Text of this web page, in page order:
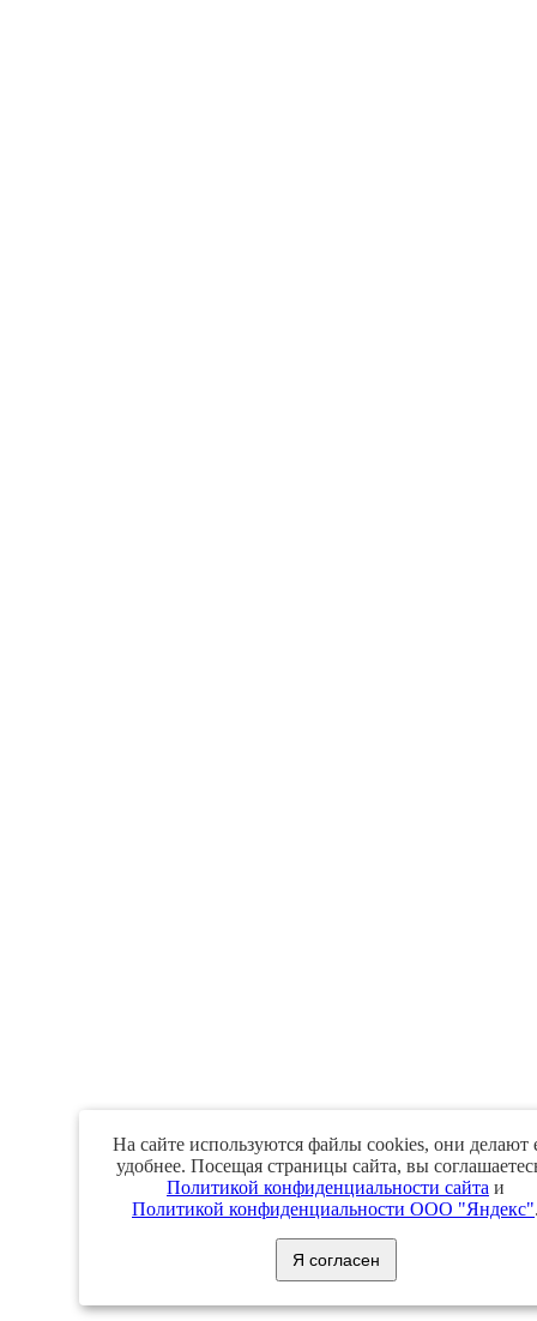
На сайте используются файлы cookies, они делают
удобнее. Посещая страницы сайта, вы
Политикой конфиденциальности сайта и
Политикой конфиденциальности ООО "Яндекс"
Я согласен